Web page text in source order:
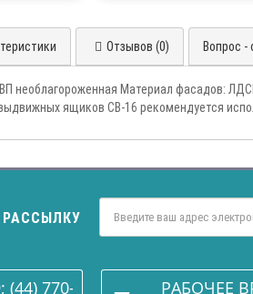
Отзывов (0) Вопрос -
необлагороженная Материал фасадов:
ящиков СВ-16 рекомендуется
(44) 770-86-68 РАБОЧЕЕ